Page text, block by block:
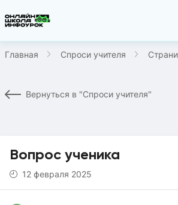
Главная Спроси учителя
Вернуться в "Спроси учителя"
Вопрос ученика
12 февраля 2025